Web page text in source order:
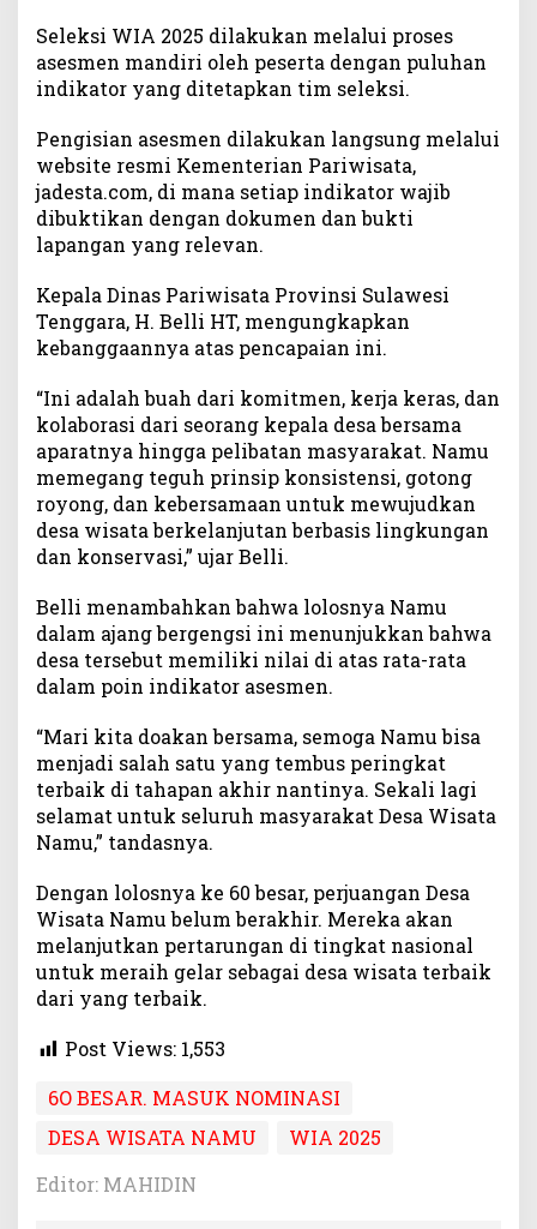
o
n
d
e
f
u
I
n
o
n
e
s
a
A
w
a
r
d
2
2
5
Seleksi WIA 2025 dilakukan melalui proses
asesmen mandiri oleh peserta dengan puluhan
indikator yang ditetapkan tim seleksi.
Pengisian asesmen dilakukan langsung melalui
website resmi Kementerian Pariwisata,
jadesta.com, di mana setiap indikator wajib
dibuktikan dengan dokumen dan bukti
lapangan yang relevan.
Kepala Dinas Pariwisata Provinsi Sulawesi
Tenggara, H. Belli HT, mengungkapkan
kebanggaannya atas pencapaian ini.
“Ini adalah buah dari komitmen, kerja keras, dan
kolaborasi dari seorang kepala desa bersama
aparatnya hingga pelibatan masyarakat. Namu
memegang teguh prinsip konsistensi, gotong
royong, dan kebersamaan untuk mewujudkan
desa wisata berkelanjutan berbasis lingkungan
dan konservasi,” ujar Belli.
Belli menambahkan bahwa lolosnya Namu
dalam ajang bergengsi ini menunjukkan bahwa
desa tersebut memiliki nilai di atas rata-rata
dalam poin indikator asesmen.
“Mari kita doakan bersama, semoga Namu bisa
menjadi salah satu yang tembus peringkat
terbaik di tahapan akhir nantinya. Sekali lagi
selamat untuk seluruh masyarakat Desa Wisata
Namu,” tandasnya.
Dengan lolosnya ke 60 besar, perjuangan Desa
Wisata Namu belum berakhir. Mereka akan
melanjutkan pertarungan di tingkat nasional
untuk meraih gelar sebagai desa wisata terbaik
dari yang terbaik.
Post Views: 1,553
6O BESAR. MASUK NOMINASI
DESA WISATA NAMU
WIA 2025
Editor: MAHIDIN